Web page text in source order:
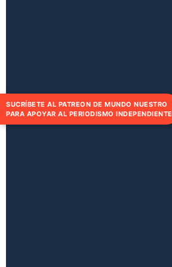
SUCRÍBETE AL PATREON DE MUNDO NUESTRO
PARA APOYAR AL PERIODISMO INDEPENDIENTE